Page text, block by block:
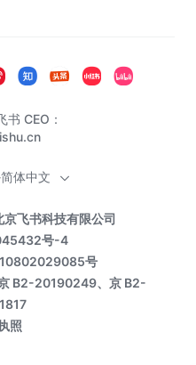
书 CEO：
飞书科技有限公司
号-4
号
B2-20190249、京 B2-
照
体中文